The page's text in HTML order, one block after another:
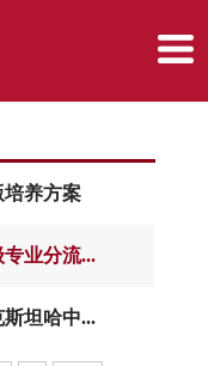
培养方案
业分流...
坦哈中...